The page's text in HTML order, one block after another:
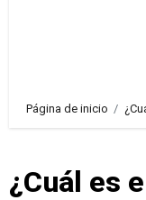
Página de inicio
¿Cuál es